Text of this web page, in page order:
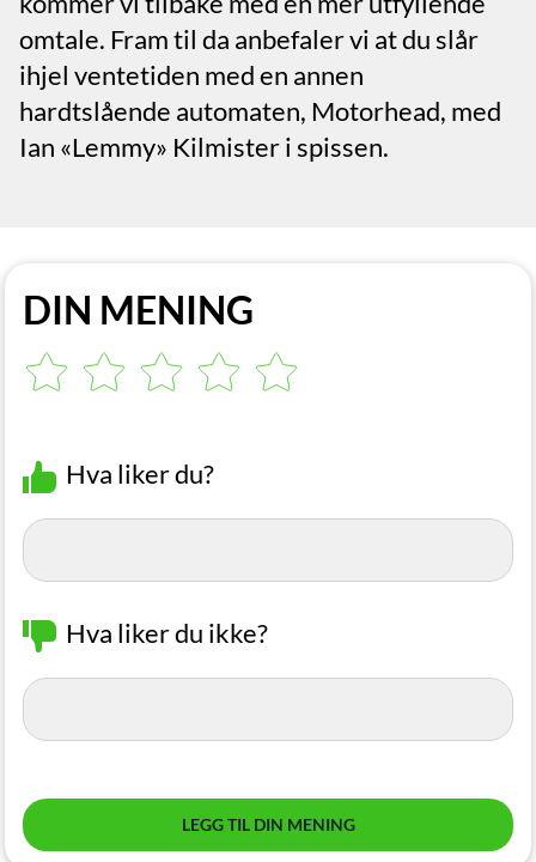
omtale. Fram til da anbefaler vi at du slår
ihjel ventetiden med en annen
hardtslående automaten, Motorhead, med
Ian «Lemmy» Kilmister i spissen.
DIN MENING
Hva liker du?
Hva liker du ikke?
LEGG TIL DIN MENING